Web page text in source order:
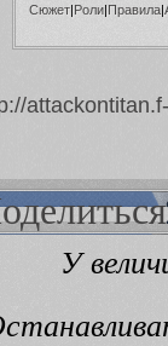
Сюжет|Роли|Правила|
У